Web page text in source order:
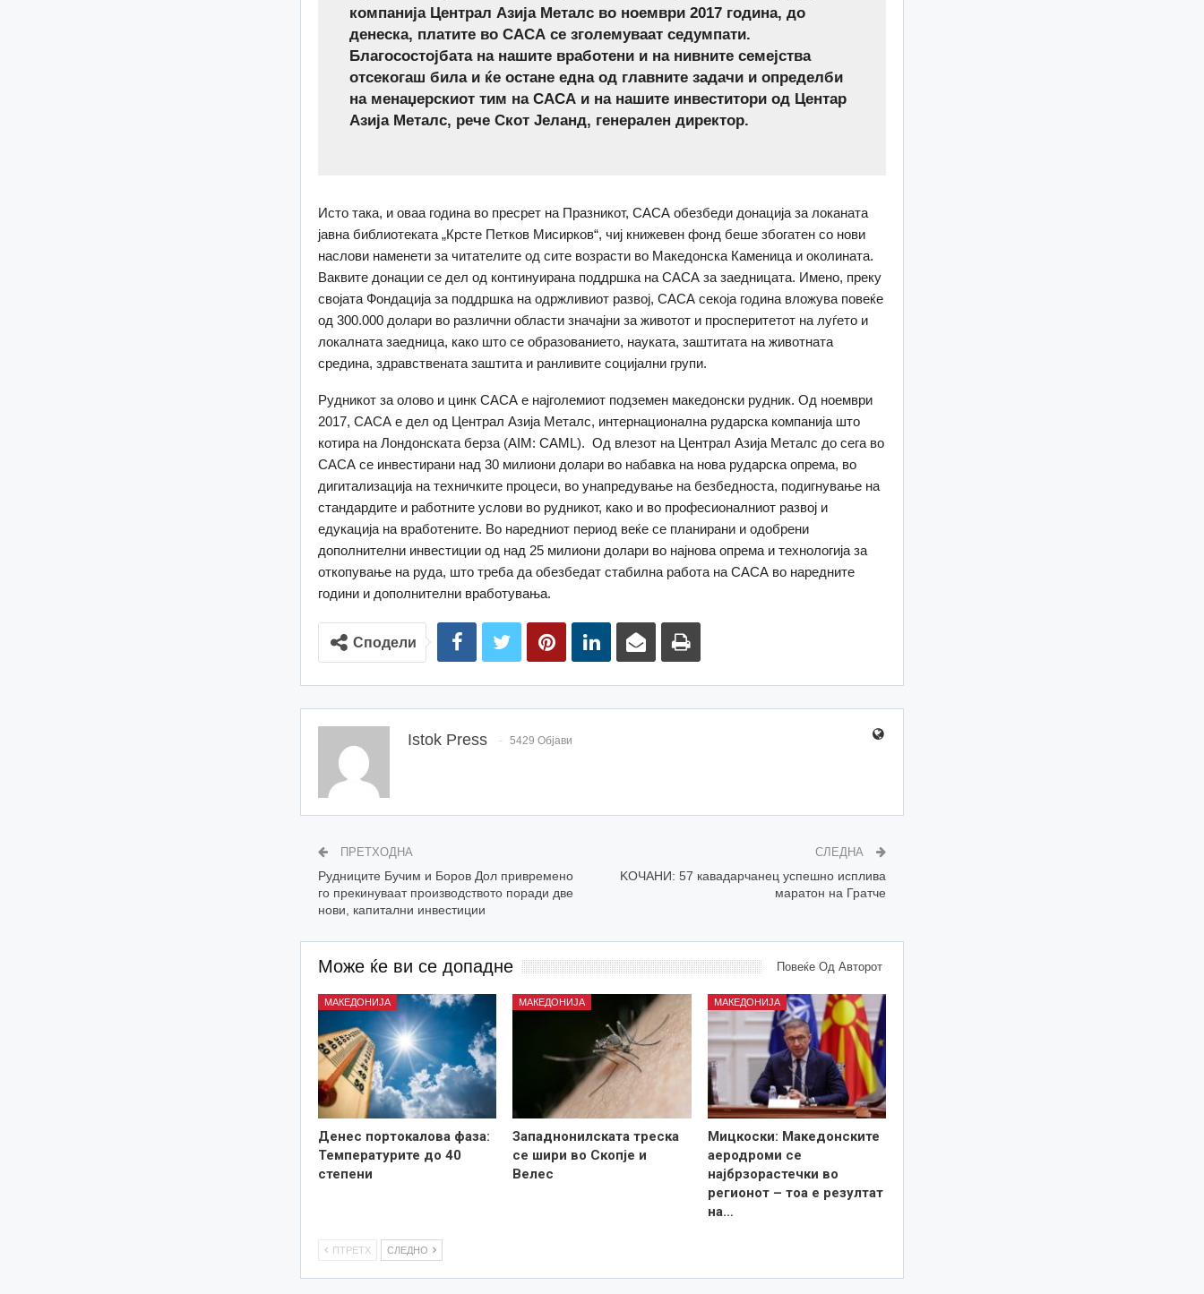
компанија Централ Азија Металс во ноември 2017 година, до
денеска, платите во САСА се зголемуваат седумпати.
Благосостојбата на нашите вработени и на нивните семејства
отсекогаш била и ќе остане една од главните задачи и определби
на менаџерскиот тим на САСА и на нашите инвеститори од Центар
Азија Металс, рече Скот Јеланд, генерален директор.
Исто така, и оваа година во пресрет на Празникот, САСА обезбеди донација за локаната
јавна библиотеката „Крсте Петков Мисирков“, чиј книжевен фонд беше збогатен со нови
наслови наменети за читателите од сите возрасти во Македонска Каменица и околината.
Ваквите донации се дел од континуирана поддршка на САСА за заедницата. Имено, преку
својата Фондација за поддршка на одржливиот развој, САСА секоја година вложува повеќе
од 300.000 долари во различни области значајни за животот и просперитетот на луѓето и
локалната заедница, како што се образованието, науката, заштитата на животната
средина, здравствената заштита и ранливите социјални групи.
Рудникот за олово и цинк САСА е најголемиот подземен македонски рудник. Од ноември
2017, САСА е дел од Централ Азија Металс, интернационална рударска компанија што
котира на Лондонската берза (AIM: CAML). Од влезот на Централ Азија Металс до сега во
САСА се инвестирани над 30 милиони долари во набавка на нова рударска опрема, во
дигитализација на техничките процеси, во унапредување на безбедноста, подигнување на
стандардите и работните услови во рудникот, како и во професионалниот развој и
едукација на вработените. Во наредниот период веќе се планирани и одобрени
дополнителни инвестиции од над 25 милиони долари во најнова опрема и технологија за
откопување на руда, што треба да обезбедат стабилна работа на САСА во наредните
години и дополнителни вработувања.
Сподели
Istok Press 5429 Објави
ПРЕТХОДНА
Рудниците Бучим и Боров Дол привремено
го прекинуваат производството поради две
нови, капитални инвестиции
СЛЕДНА
KОЧАНИ: 57 кавадарчанец успешно исплива
маратон на Гратче
Може ќе ви се допадне Повеќе Од Авторот
МАКЕДОНИЈА
Денес портокалова фаза:
Температурите до 40
степени
МАКЕДОНИЈА
Западнонилската треска
се шири во Скопје и
Велес
МАКЕДОНИЈА
Мицкоски: Македонските
аеродроми се
најбрзорастечки во
регионот – тоа е резултат
на…
ПТРЕТХ СЛЕДНО